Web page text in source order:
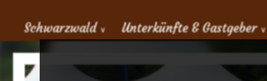
Schwarzwald ∨ Unterkünfte & Gastgeber ∨